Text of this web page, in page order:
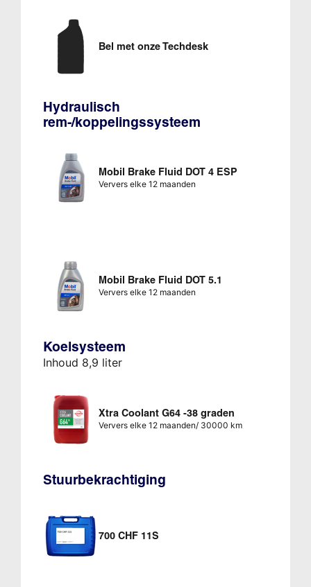
Bel met onze Techdesk
Hydraulisch
rem-/koppelingssysteem
Mobil Brake Fluid DOT 4 ESP
Ververs elke 12 maanden
Mobil Brake Fluid DOT 5.1
Ververs elke 12 maanden
Koelsysteem
Inhoud 8,9 liter
Xtra Coolant G64 -38 graden
Ververs elke 12 maanden/ 30000 km
Stuurbekrachtiging
700 CHF 11S